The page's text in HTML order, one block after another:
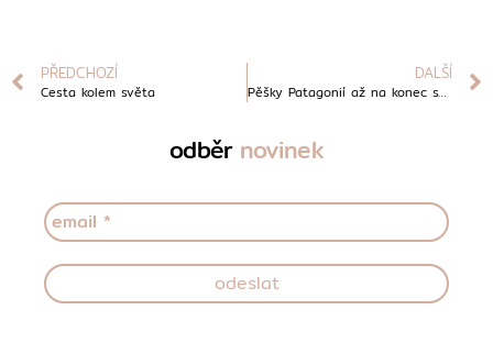
PŘEDCHOZÍ
Cesta kolem světa
DALŠÍ
Pěšky Patagonií až na konec světa
odběr novinek